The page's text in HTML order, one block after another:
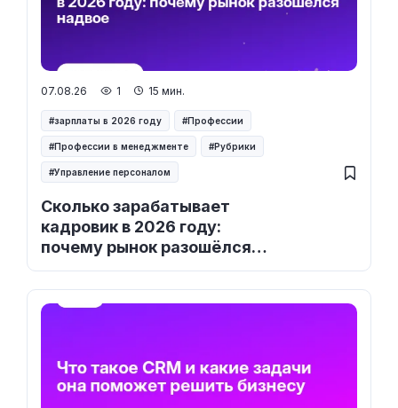
Сколько зарабатывает
кадровик в 2026 году:
почему рынок разошёлся
надвое
07.08.26 1 15 мин.
зарплаты в 2026 году Профессии
Профессии в менеджменте Рубрики
Управление персоналом